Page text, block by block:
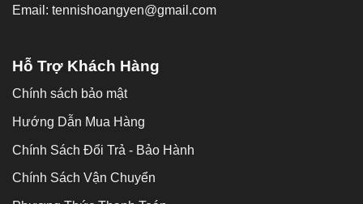
Email: tennishoangyen@gmail.com
Hỗ Trợ Khách Hàng
Chính sách bảo mật
Hướng Dẫn Mua Hàng
Chính Sách Đổi Trả - Bảo Hành
Chính Sách Vận Chuyển